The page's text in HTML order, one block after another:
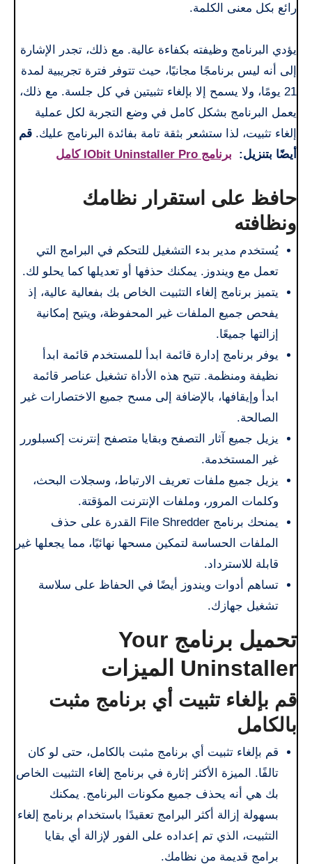
رائع بكل معنى الكلمة.
يؤدي البرنامج وظيفته بكفاءة عالية. مع ذلك، تجدر الإشارة
إلى أنه ليس برنامجًا مجانيًا، حيث تتوفر فترة تجريبية لمدة
21 يومًا، ولا يسمح إلا بإلغاء تثبيتين في كل جلسة. مع ذلك،
يعمل البرنامج بشكل كامل في وضع التجربة لكل عملية
إلغاء تثبيت، لذا ستشعر بثقة تامة بفائدة البرنامج عليك. قم
أيضًا بتنزيل: برنامج IObit Uninstaller Pro كامل
حافظ على استقرار نظامك
ونظافته
يُستخدم مدير بدء التشغيل للتحكم في البرامج التي
تعمل مع ويندوز. يمكنك حذفها أو تعديلها كما يحلو لك.
يتميز برنامج إلغاء التثبيت الخاص بك بفعالية عالية، إذ
يفحص جميع الملفات غير المحفوظة، ويتيح إمكانية
إزالتها جميعًا.
يوفر برنامج إدارة قائمة ابدأ للمستخدم قائمة ابدأ
نظيفة ومنظمة. تتيح هذه الأداة تشغيل عناصر قائمة
ابدأ وإيقافها، بالإضافة إلى مسح جميع الاختصارات غير
الصالحة.
يزيل جميع آثار التصفح وبقايا متصفح إنترنت إكسبلورر
غير المستخدمة.
يزيل جميع ملفات تعريف الارتباط، وسجلات البحث،
وكلمات المرور، وملفات الإنترنت المؤقتة.
يمنحك برنامج File Shredder القدرة على حذف
الملفات الحساسة لتمكين مسحها نهائيًا، مما يجعلها غير
قابلة للاسترداد.
تساهم أدوات ويندوز أيضًا في الحفاظ على سلاسة
تشغيل جهازك.
تحميل برنامج Your
Uninstaller الميزات
قم بإلغاء تثبيت أي برنامج مثبت
بالكامل
قم بإلغاء تثبيت أي برنامج مثبت بالكامل، حتى لو كان
تالفًا. الميزة الأكثر إثارة في برنامج إلغاء التثبيت الخاص
بك هي أنه يحذف جميع مكونات البرنامج. يمكنك
بسهولة إزالة أكثر البرامج تعقيدًا باستخدام برنامج إلغاء
التثبيت، الذي تم إعداده على الفور لإزالة أي بقايا
برامج قديمة من نظامك.